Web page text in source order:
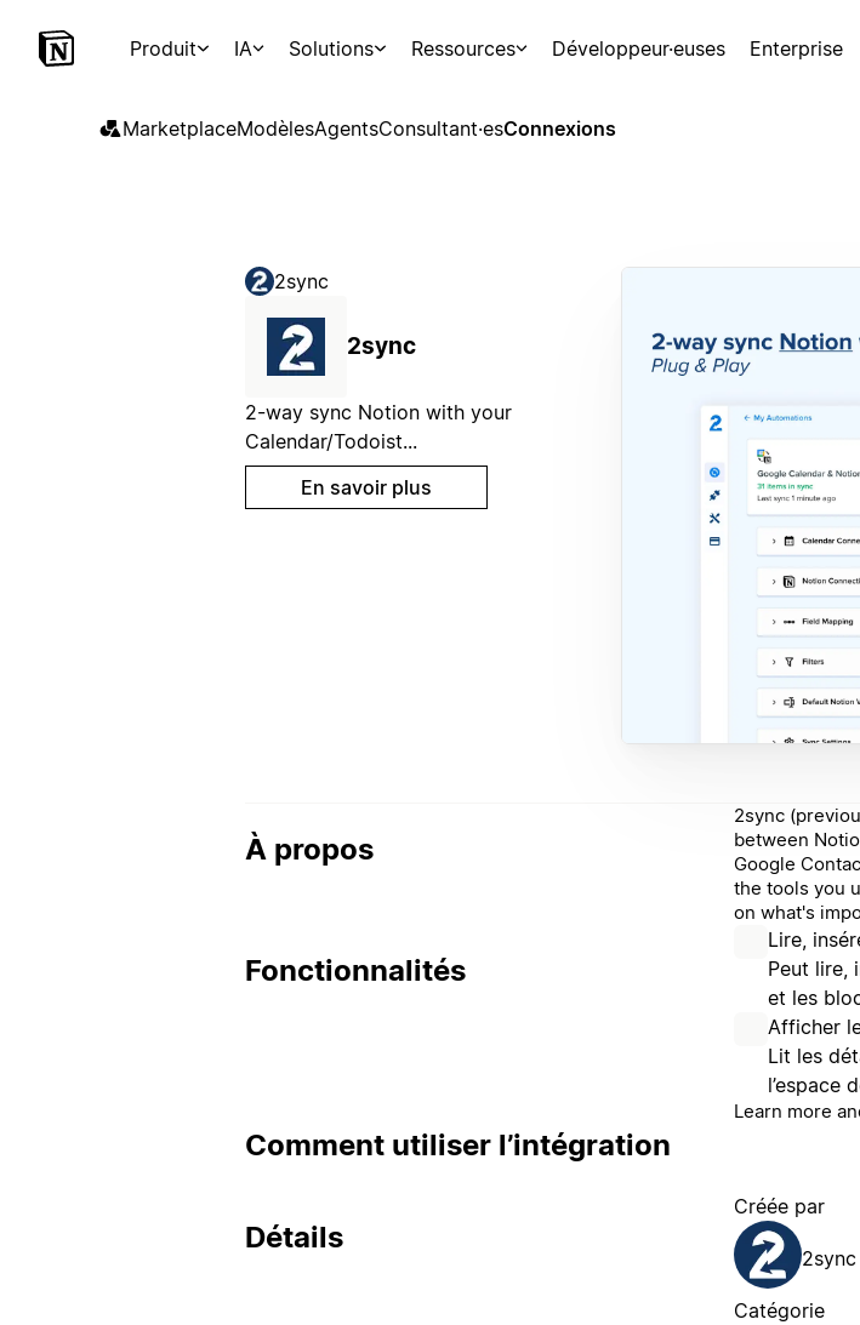
Produit IA Solutions Ressources Développeur·euses Enterprise
MarketplaceModèlesAgentsConsultant·esConnexions
2sync
2sync
2-way sync Notion with your
Calendar/Todoist...
En savoir plus
À propos
2sync
between
Google
the tools you
on what's
Fonctionnalités
Lire,
Peut lire,
et les
Afficher
Lit les
l’espace
Comment utiliser l’intégration
Learn more
Détails
Créée par
2sync
Catégorie